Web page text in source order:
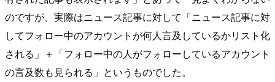
のですが、実際はニュース記事に対して「ニュース記事に対
してフォロー中のアカウントが何人言及しているかリスト化
される」＋「フォロー中の人がフォローしているアカウント
の言及数も見られる」というものでした。